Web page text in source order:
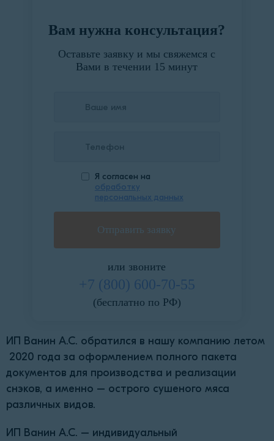
Вам нужна консультация?
Оставьте заявку и мы свяжемся с
Вами в течении 15 минут
Я согласен на
обработку
персональных данных
или звоните
+7 (800) 600-70-55
(бесплатно по РФ)
ИП Ванин А.С. обратился в нашу компанию летом
2020 года за оформлением полного пакета
документов для производства и реализации
снэков, а именно – острого сушеного мяса
различных видов.
ИП Ванин А.С. – индивидуальный